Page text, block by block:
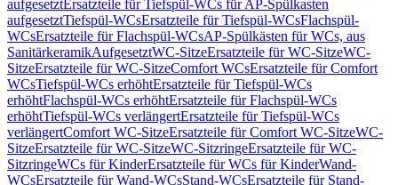
aufgesetztErsatzteile für Tiefspül-WCs für AP-Spülkasten
aufgesetztTiefspül-WCsErsatzteile für Tiefspül-WCsFlachspül-
WCsErsatzteile für Flachspül-WCsAP-Spülkästen für WCs, aus
SanitärkeramikAufgesetztWC-SitzeErsatzteile für WC-SitzeWC-
SitzeErsatzteile für WC-SitzeComfort WCsErsatzteile für Comfort
WCsTiefspül-WCs erhöhtErsatzteile für Tiefspül-WCs
erhöhtFlachspül-WCs erhöhtErsatzteile für Flachspül-WCs
erhöhtTiefspül-WCs verlängertErsatzteile für Tiefspül-WCs
verlängertComfort WC-SitzeErsatzteile für Comfort WC-SitzeWC-
SitzeErsatzteile für WC-SitzeWC-SitzringeErsatzteile für WC-
SitzringeWCs für KinderErsatzteile für WCs für KinderWand-
WCsErsatzteile für Wand-WCsStand-WCsErsatzteile für Stand-